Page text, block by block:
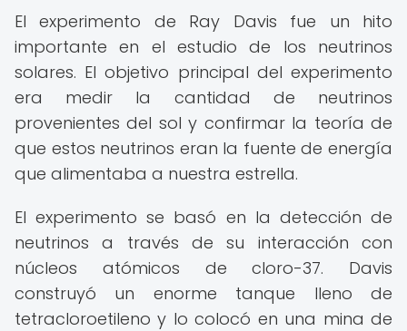
El experimento de Ray Davis fue un hito
importante en el estudio de los neutrinos
solares. El objetivo principal del experimento
era medir la cantidad de neutrinos
provenientes del sol y confirmar la teoría de
que estos neutrinos eran la fuente de energía
que alimentaba a nuestra estrella.
El experimento se basó en la detección de
neutrinos a través de su interacción con
núcleos atómicos de cloro-37. Davis
construyó un enorme tanque lleno de
tetracloroetileno y lo colocó en una mina de